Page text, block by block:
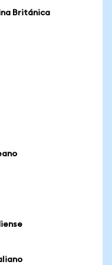
Británica